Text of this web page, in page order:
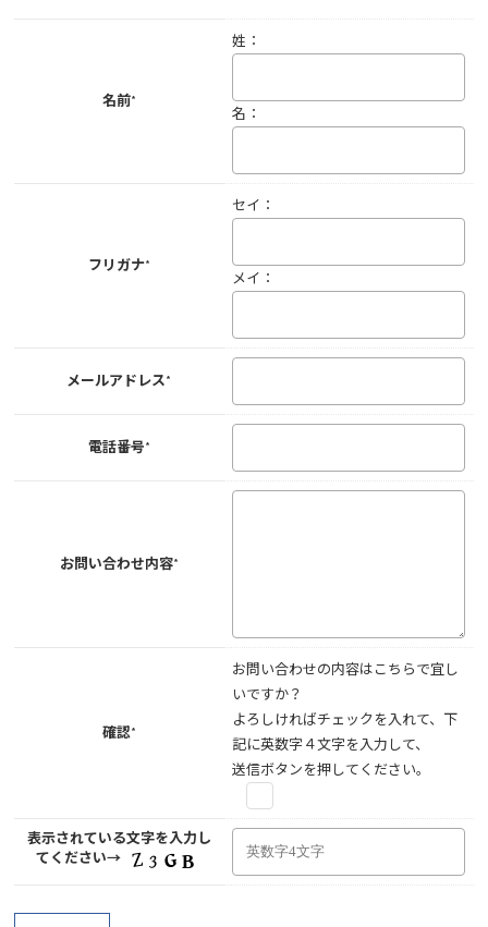
名前*
姓：
名：
フリガナ*
セイ：
メイ：
メールアドレス*
電話番号*
お問い合わせ内容*
確認*
お問い合わせの内容はこちらで宜し
いですか？
よろしければチェックを入れて、下
記に英数字４文字を入力して、
送信ボタンを押してください。
表示されている文字を入力し
てください→